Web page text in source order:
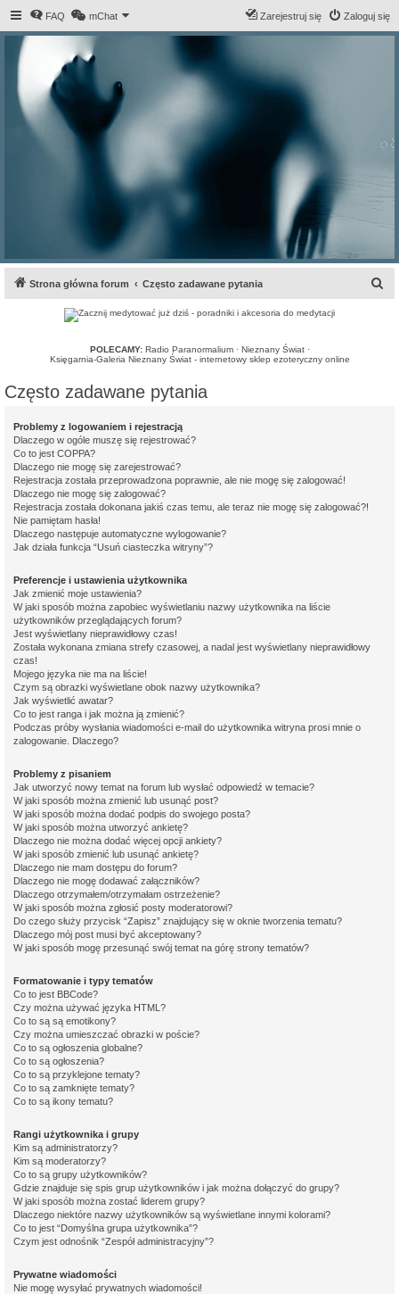
FAQ mChat Zaloguj się
Zarejestruj się
Strona główna forum Często zadawane pytania
POLECAMY: Radio Paranormalium· Nieznany Świat·
Księgarnia-Galeria Nieznany Świat - internetowy sklep ezoteryczny online
Często zadawane pytania
Problemy z logowaniem i rejestracją
Dlaczego w ogóle muszę się rejestrować?
Co to jest COPPA?
Dlaczego nie mogę się zarejestrować?
Rejestracja została przeprowadzona poprawnie, ale nie mogę się zalogować!
Dlaczego nie mogę się zalogować?
Rejestracja została dokonana jakiś czas temu, ale teraz nie mogę się zalogować?!
Nie pamiętam hasła!
Dlaczego następuje automatyczne wylogowanie?
Jak działa funkcja “Usuń ciasteczka witryny”?
Preferencje i ustawienia użytkownika
Jak zmienić moje ustawienia?
W jaki sposób można zapobiec wyświetlaniu nazwy użytkownika na liście
użytkowników przeglądających forum?
Jest wyświetlany nieprawidłowy czas!
Została wykonana zmiana strefy czasowej, a nadal jest wyświetlany nieprawidłowy
czas!
Mojego języka nie ma na liście!
Czym są obrazki wyświetlane obok nazwy użytkownika?
Jak wyświetlić awatar?
Co to jest ranga i jak można ją zmienić?
Podczas próby wysłania wiadomości e-mail do użytkownika witryna prosi mnie o
zalogowanie. Dlaczego?
Problemy z pisaniem
Jak utworzyć nowy temat na forum lub wysłać odpowiedź w temacie?
W jaki sposób można zmienić lub usunąć post?
W jaki sposób można dodać podpis do swojego posta?
W jaki sposób można utworzyć ankietę?
Dlaczego nie można dodać więcej opcji ankiety?
W jaki sposób zmienić lub usunąć ankietę?
Dlaczego nie mam dostępu do forum?
Dlaczego nie mogę dodawać załączników?
Dlaczego otrzymałem/otrzymałam ostrzeżenie?
W jaki sposób można zgłosić posty moderatorowi?
Do czego służy przycisk “Zapisz” znajdujący się w oknie tworzenia tematu?
Dlaczego mój post musi być akceptowany?
W jaki sposób mogę przesunąć swój temat na górę strony tematów?
Formatowanie i typy tematów
Co to jest BBCode?
Czy można używać języka HTML?
Co to są są emotikony?
Czy można umieszczać obrazki w poście?
Co to są ogłoszenia globalne?
Co to są ogłoszenia?
Co to są przyklejone tematy?
Co to są zamknięte tematy?
Co to są ikony tematu?
Rangi użytkownika i grupy
Kim są administratorzy?
Kim są moderatorzy?
Co to są grupy użytkowników?
Gdzie znajduje się spis grup użytkowników i jak można dołączyć do grupy?
W jaki sposób można zostać liderem grupy?
Dlaczego niektóre nazwy użytkowników są wyświetlane innymi kolorami?
Co to jest “Domyślna grupa użytkownika”?
Czym jest odnośnik “Zespół administracyjny”?
Prywatne wiadomości
Nie mogę wysyłać prywatnych wiadomości!